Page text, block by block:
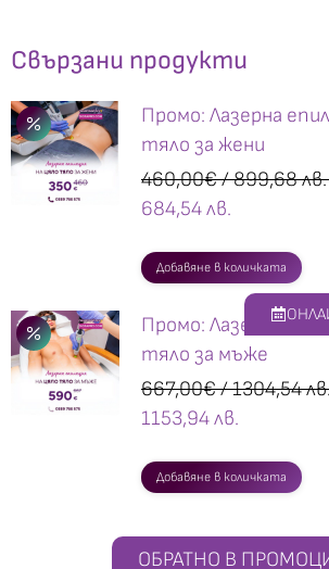
Свързани продукти
Промо: Лазерна
тяло за жени
460,00€/ 899,68
684,54 лв.
Добавяне в количката
Промо: Лазерна
тяло за мъже
667,00€/ 1304,54
1153,94 лв.
Добавяне в количката
ОБРАТНО В